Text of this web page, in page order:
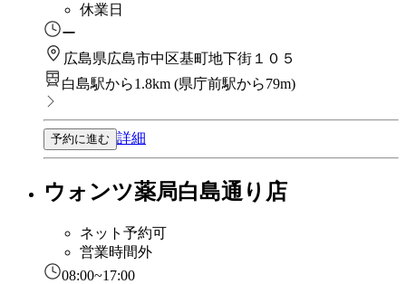
休業日
ー
広島県広島市中区基町地下街１０５
白島駅から1.8km (県庁前駅から79m)
予約に進む 詳細
ウォンツ薬局白島通り店
ネット予約可
営業時間外
08:00~17:00